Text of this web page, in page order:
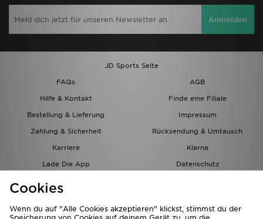
Anmelden
JD Sports Seite
FAQs
AGB
Hilfe & Kontakt
Finde eine Filiale
Bestellung & Lieferung
Impressum
Zahlung & Sicherheit
Rücksendung & Umtausch
Karriere
Klarna
Lade Die App
Datenschutz
Cookies
Wenn du auf "Alle Cookies akzeptieren" klickst, stimmst du der